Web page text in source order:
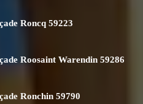
Roncq 59223
Roosaint Warendin 59286
Ronchin 59790